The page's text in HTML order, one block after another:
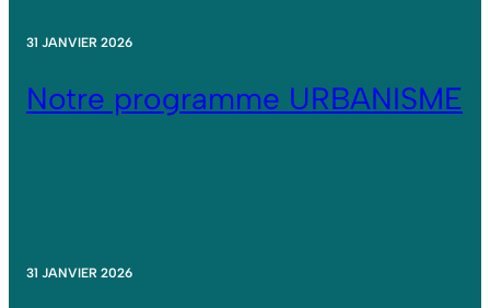
31 JANVIER 2026
Notre programme URBANISME
31 JANVIER 2026